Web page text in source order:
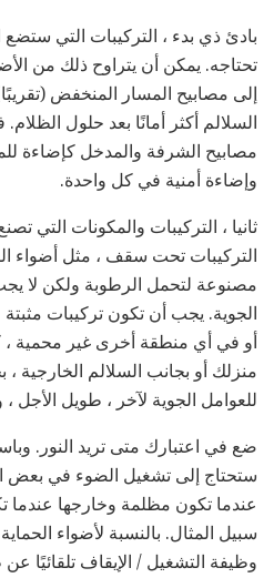
بادئ ذي بدء ، التركيبات التي
تحتاجه. يمكن أن يتراوح ذلك من
إلى مصابيح المسار المنخفض
السلالم أكثر أمانًا بعد حلول
مصابيح الشرفة والمدخل كإضاءة
وإضاءة أمنية في كل واحدة.
ثانيا ، التركيبات والمكونات التي
التركيبات تحت سقف ، مثل أضواء
مصنوعة لتحمل الرطوبة ولكن لا
الجوية. يجب أن تكون تركيبات
أو في أي منطقة أخرى غير محمية
منزلك أو بجانب السلالم الخارجية
للعوامل الجوية لآخر ، طويل الأجل ،
ضع في اعتبارك متى تريد النور.
ستحتاج إلى تشغيل الضوء في بعض
عندما تكون مظلمة وخارجها
سبيل المثال. بالنسبة لأضواء
وظيفة التشغيل / الإيقاف تلقائيًا